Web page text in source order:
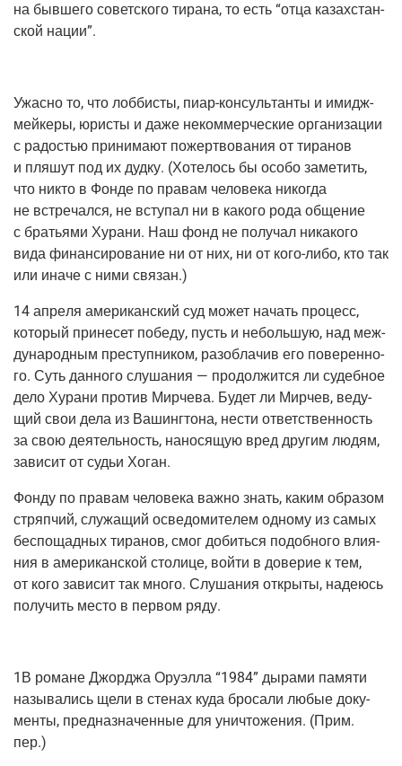
на быв­ше­го совет­ско­го тира­на, то есть “отца казах­стан­
ской нации”.
Ужас­но то, что лоб­би­сты, пиар-кон­суль­тан­ты и ими­дж­
мей­ке­ры, юри­сты и даже неком­мер­че­ские орга­ни­за­ции
с радо­стью при­ни­ма­ют пожерт­во­ва­ния от тира­нов
и пля­шут под их дуд­ку. (Хоте­лось бы осо­бо заме­тить,
что никто в Фон­де по пра­вам чело­ве­ка нико­гда
не встре­чал­ся, не всту­пал ни в како­го рода обще­ние
с бра­тья­ми Хура­ни. Наш фонд не полу­чал ника­ко­го
вида финан­си­ро­ва­ние ни от них, ни от кого-либо, кто так
или ина­че с ними связан.)
14 апре­ля аме­ри­кан­ский суд может начать про­цесс,
кото­рый при­не­сет побе­ду, пусть и неболь­шую, над меж­
ду­на­род­ным пре­ступ­ни­ком, раз­об­ла­чив его пове­рен­но­
го. Суть дан­но­го слу­ша­ния — про­дол­жит­ся ли судеб­ное
дело Хура­ни про­тив Мир­че­ва. Будет ли Мир­чев, веду­
щий свои дела из Вашинг­то­на, нести ответ­ствен­ность
за свою дея­тель­ность, нано­ся­щую вред дру­гим людям,
зави­сит от судьи Хоган.
Фон­ду по пра­вам чело­ве­ка важ­но знать, каким обра­зом
стряп­чий, слу­жа­щий осве­до­ми­те­лем одно­му из самых
бес­по­щад­ных тира­нов, смог добить­ся подоб­но­го вли­я­
ния в аме­ри­кан­ской сто­ли­це, вой­ти в дове­рие к тем,
от кого зави­сит так мно­го. Слу­ша­ния откры­ты, наде­юсь
полу­чить место в пер­вом ряду.
1В романе Джор­джа Ору­эл­ла “1984” дыра­ми памя­ти
назы­ва­лись щели в сте­нах куда бро­са­ли любые доку­
мен­ты, пред­на­зна­чен­ные для уни­что­же­ния. (Прим.
пер.)